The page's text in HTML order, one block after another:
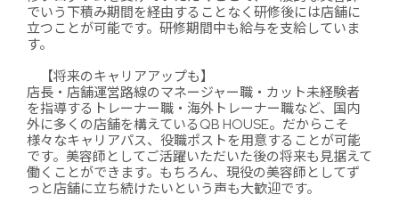
でいう下積み期間を経由することなく研修後には店舗に
立つことが可能です。研修期間中も給与を支給していま
す。
【将来のキャリアアップも】
店長・店舗運営路線のマネージャー職・カット未経験者
を指導するトレーナー職・海外トレーナー職など、国内
外に多くの店舗を構えているQB HOUSE。だからこそ
様々なキャリアパス、役職ポストを用意することが可能
です。美容師としてご活躍いただいた後の将来も見据えて
働くことができます。もちろん、現役の美容師としてず
っと店舗に立ち続けたいという声も大歓迎です。